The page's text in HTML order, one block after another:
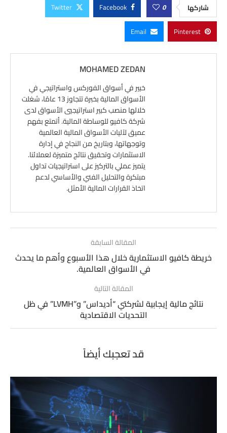
شاركها 0
Facebook
Twitter
Pinterest
Email
MOHAMED ZEDAN
خبير في أسواق الفوركس واستراتيجي في
الأسواق المالية بخبرة تتجاوز 13 عامًا، شغلت
خلالها منصب كبير استراتيجيي الأسواق لدى
شركة كافيو للوساطة المالية. أتمتع بفهم
عميق لآليات الأسواق المالية العالمية
وتوجهاتها، وبتاريخ من النجاح في إدارة
الاستثمارات وتحقيق نتائج متميزة لعملائنا.
يتميز عملي بالتركيز على استراتيجيات تداول
مبتكرة والتحليل الفني والأساسي لدعم
اتخاذ القرارات المالية الأمثل.
المقالة السابقة
خريطة كافيو الاستثمارية خلال هذا الأسبوع وأهم ما يحدث
في الأسواق العالمية.
المقالة التالية
نتائج مالية إيجابية لشركتي “أديداس” و”LVMH” في ظل
التحديات الاقتصادية
قد تعجبك أيضاً